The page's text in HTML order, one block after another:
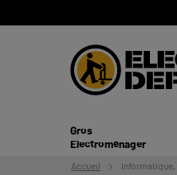
Gros
Electroménager
Accueil Informatique,